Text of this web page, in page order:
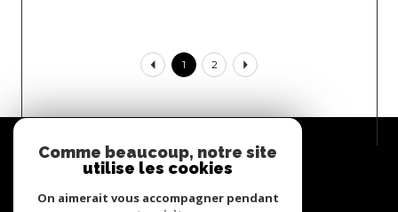
1 2
PROPRIÉTAIRE
Comme beaucoup, notre site
utilise les cookies
On aimerait vous accompagner pendant